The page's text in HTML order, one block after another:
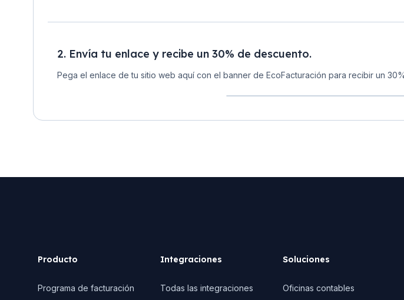
2. Envía tu enlace y recibe un 30% de descuento.
Pega el enlace de tu sitio web aquí con el banner de EcoFacturación para recibir un
Producto
Programa de facturación
Integraciones
Todas las integraciones
Soluciones
Oficinas contables